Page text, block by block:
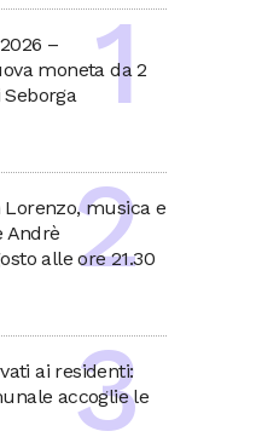
–
moneta da 2
musica e
Andrè
alle ore 21.30
ai residenti:
accoglie le